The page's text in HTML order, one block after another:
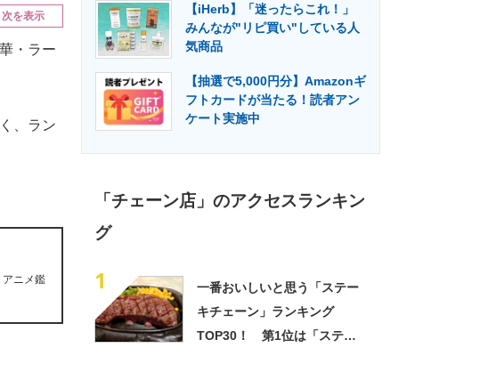
次を表示
・ラー
、ラン
アニメ鑑
【iHerb】「迷ったらこれ！」
みんなが"リピ買い"している人
気商品
【抽選で5,000円分】Amazonギ
フトカードが当たる！読者アン
ケート実施中
「チェーン店」のアクセスランキン
グ
1
一番おいしいと思う「ステー
キチェーン」ランキング
TOP30！ 第1位は「ステー